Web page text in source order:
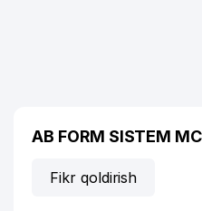
AB FORM SISTEM
Fikr qoldirish